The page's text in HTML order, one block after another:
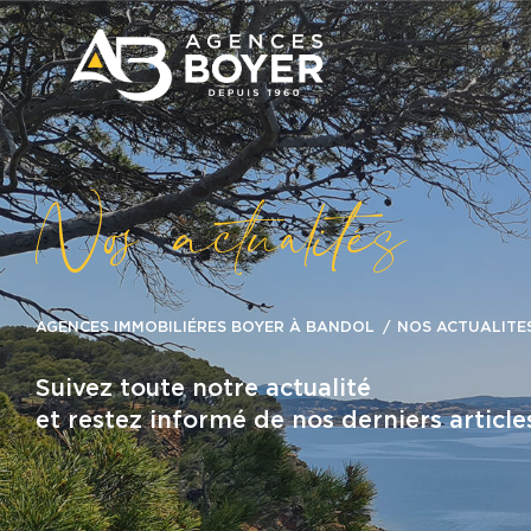
No actuaiés
AGENCES IMMOBILIÉRES BOYER À BANDOL NOS
Suivez toute notre actualité
et restez informé de nos derniers